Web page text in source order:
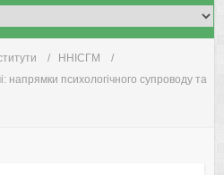
ННІСГМ
психологічного супроводу та